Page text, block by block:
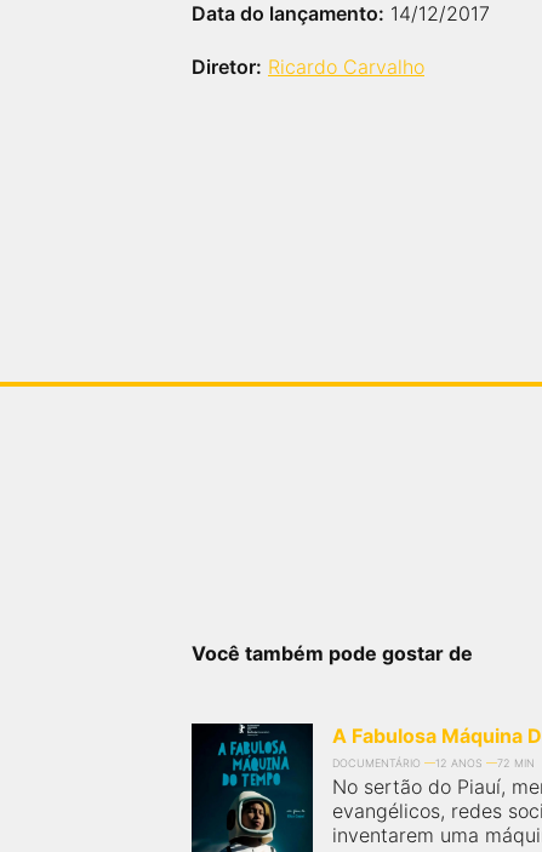
Data do lançamento: 14/12/2017
Diretor: Ricardo Carvalho
Você também pode gostar de
A Fabulosa Máquina
DOCUMENTÁRIO 12 ANOS 72 MIN
No sertão do Piauí,
evangélicos, redes
inventarem uma